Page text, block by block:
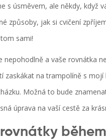
s úsměvem, ale někdy, když
způsoby, jak si cvičení
sami!
a vaše rovnátka
na trampolíně s
Možná to bude
úprava na vaší cestě za